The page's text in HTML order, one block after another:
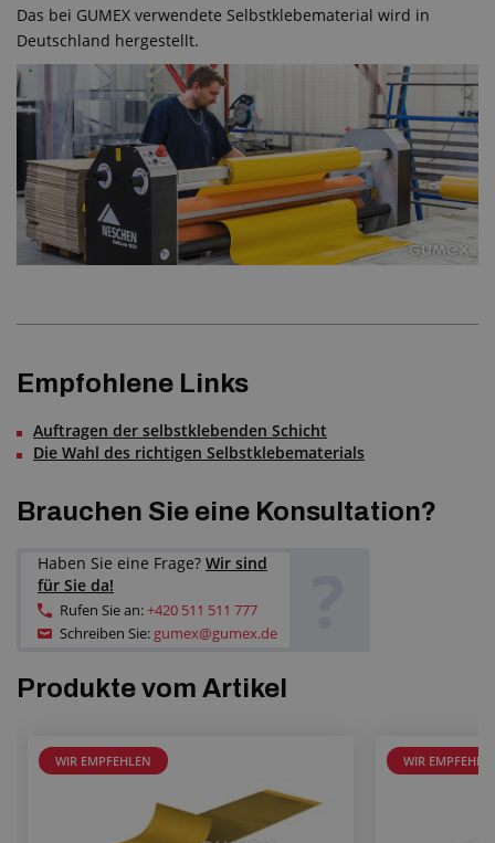
Das bei GUMEX verwendete Selbstklebematerial wird in
Deutschland hergestellt.
Empfohlene Links
Auftragen der selbstklebenden Schicht
Die Wahl des richtigen Selbstklebematerials
Brauchen Sie eine Konsultation?
Haben Sie eine Frage? Wir sind
für Sie da!
Rufen Sie an:+420 511 511 777
Schreiben Sie: gumex@gumex.de
Produkte vom Artikel
WIR EMPFEHLEN WIR